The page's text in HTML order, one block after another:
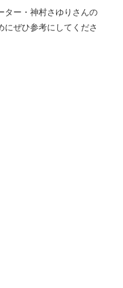
ター・神村さゆりさんの
ぜひ参考にしてくださ